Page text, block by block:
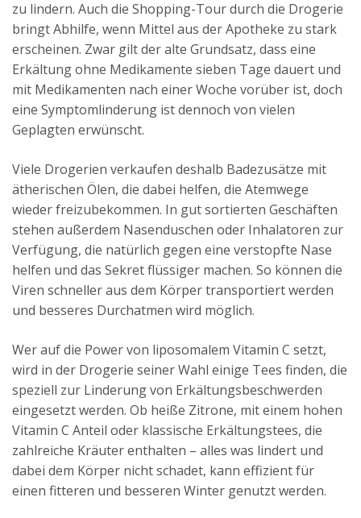
zu lindern. Auch die Shopping-Tour durch die Drogerie
bringt Abhilfe, wenn Mittel aus der Apotheke zu stark
erscheinen. Zwar gilt der alte Grundsatz, dass eine
Erkältung ohne Medikamente sieben Tage dauert und
mit Medikamenten nach einer Woche vorüber ist, doch
eine Symptomlinderung ist dennoch von vielen
Geplagten erwünscht.
Viele Drogerien verkaufen deshalb Badezusätze mit
ätherischen Ölen, die dabei helfen, die Atemwege
wieder freizubekommen. In gut sortierten Geschäften
stehen außerdem Nasenduschen oder Inhalatoren zur
Verfügung, die natürlich gegen eine verstopfte Nase
helfen und das Sekret flüssiger machen. So können die
Viren schneller aus dem Körper transportiert werden
und besseres Durchatmen wird möglich.
Wer auf die Power von liposomalem Vitamin C setzt,
wird in der Drogerie seiner Wahl einige Tees finden, die
speziell zur Linderung von Erkältungsbeschwerden
eingesetzt werden. Ob heiße Zitrone, mit einem hohen
Vitamin C Anteil oder klassische Erkältungstees, die
zahlreiche Kräuter enthalten – alles was lindert und
dabei dem Körper nicht schadet, kann effizient für
einen fitteren und besseren Winter genutzt werden.